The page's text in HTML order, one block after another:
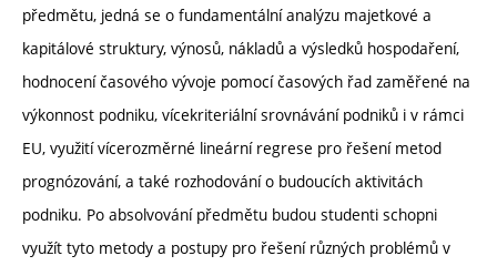
předmětu, jedná se o fundamentální analýzu majetkové a
kapitálové struktury, výnosů, nákladů a výsledků hospodaření,
hodnocení časového vývoje pomocí časových řad zaměřené na
výkonnost podniku, vícekriteriální srovnávání podniků i v rámci
EU, využití vícerozměrné lineární regrese pro řešení metod
prognózování, a také rozhodování o budoucích aktivitách
podniku. Po absolvování předmětu budou studenti schopni
využít tyto metody a postupy pro řešení různých problémů v